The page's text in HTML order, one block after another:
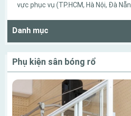
vực phục vụ (TP.HCM, Hà Nội, Đà
Danh mục
Phụ kiện sân bóng rổ